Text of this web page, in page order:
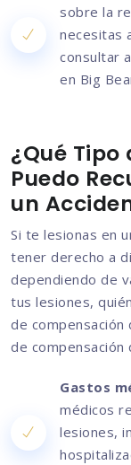
sobre la
necesitas
consultar
en Big
¿Qué
Puedo
un
Si te lesionas en
tener derecho a
dependiendo de
tus lesiones,
de compensación
de
Gastos
médicos
lesiones,